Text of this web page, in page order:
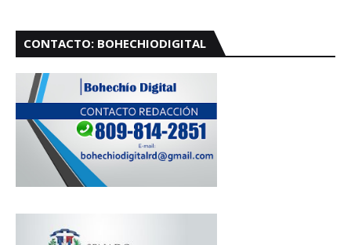
CONTACTO: BOHECHIODIGITAL